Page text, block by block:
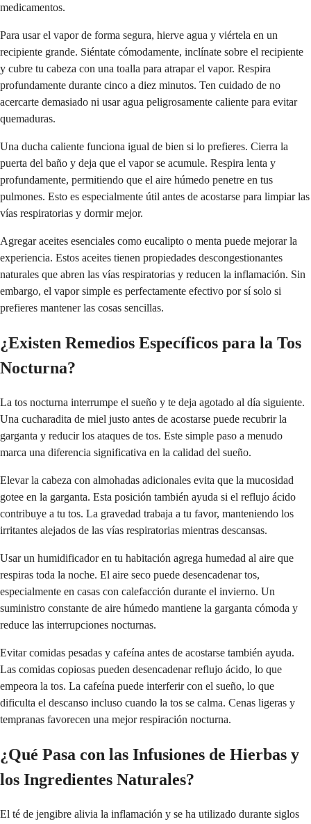
medicamentos.
Para usar el vapor de forma segura, hierve agua y viértela en un
recipiente grande. Siéntate cómodamente, inclínate sobre el recipiente
y cubre tu cabeza con una toalla para atrapar el vapor. Respira
profundamente durante cinco a diez minutos. Ten cuidado de no
acercarte demasiado ni usar agua peligrosamente caliente para evitar
quemaduras.
Una ducha caliente funciona igual de bien si lo prefieres. Cierra la
puerta del baño y deja que el vapor se acumule. Respira lenta y
profundamente, permitiendo que el aire húmedo penetre en tus
pulmones. Esto es especialmente útil antes de acostarse para limpiar las
vías respiratorias y dormir mejor.
Agregar aceites esenciales como eucalipto o menta puede mejorar la
experiencia. Estos aceites tienen propiedades descongestionantes
naturales que abren las vías respiratorias y reducen la inflamación. Sin
embargo, el vapor simple es perfectamente efectivo por sí solo si
prefieres mantener las cosas sencillas.
¿Existen Remedios Específicos para la Tos
Nocturna?
La tos nocturna interrumpe el sueño y te deja agotado al día siguiente.
Una cucharadita de miel justo antes de acostarse puede recubrir la
garganta y reducir los ataques de tos. Este simple paso a menudo
marca una diferencia significativa en la calidad del sueño.
Elevar la cabeza con almohadas adicionales evita que la mucosidad
gotee en la garganta. Esta posición también ayuda si el reflujo ácido
contribuye a tu tos. La gravedad trabaja a tu favor, manteniendo los
irritantes alejados de las vías respiratorias mientras descansas.
Usar un humidificador en tu habitación agrega humedad al aire que
respiras toda la noche. El aire seco puede desencadenar tos,
especialmente en casas con calefacción durante el invierno. Un
suministro constante de aire húmedo mantiene la garganta cómoda y
reduce las interrupciones nocturnas.
Evitar comidas pesadas y cafeína antes de acostarse también ayuda.
Las comidas copiosas pueden desencadenar reflujo ácido, lo que
empeora la tos. La cafeína puede interferir con el sueño, lo que
dificulta el descanso incluso cuando la tos se calma. Cenas ligeras y
tempranas favorecen una mejor respiración nocturna.
¿Qué Pasa con las Infusiones de Hierbas y
los Ingredientes Naturales?
El té de jengibre alivia la inflamación y se ha utilizado durante siglos